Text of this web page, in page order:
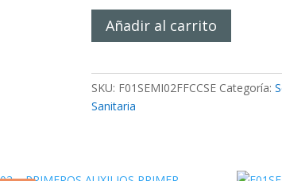
F01SEMI02
AUXILIOS
AVANZADO
–
Añadir al carrito
SKU: F01SEMI02FFCCSE Categoría:
Sanitaria